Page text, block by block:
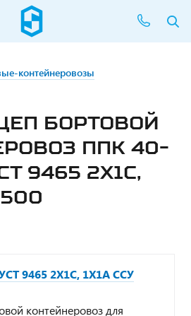
контейнеровозы
БОРТОВОЙ
ППК 40-
9465 2Х1С,
9465 2Х1С, 1Х1А ССУ
контейнеровоз для